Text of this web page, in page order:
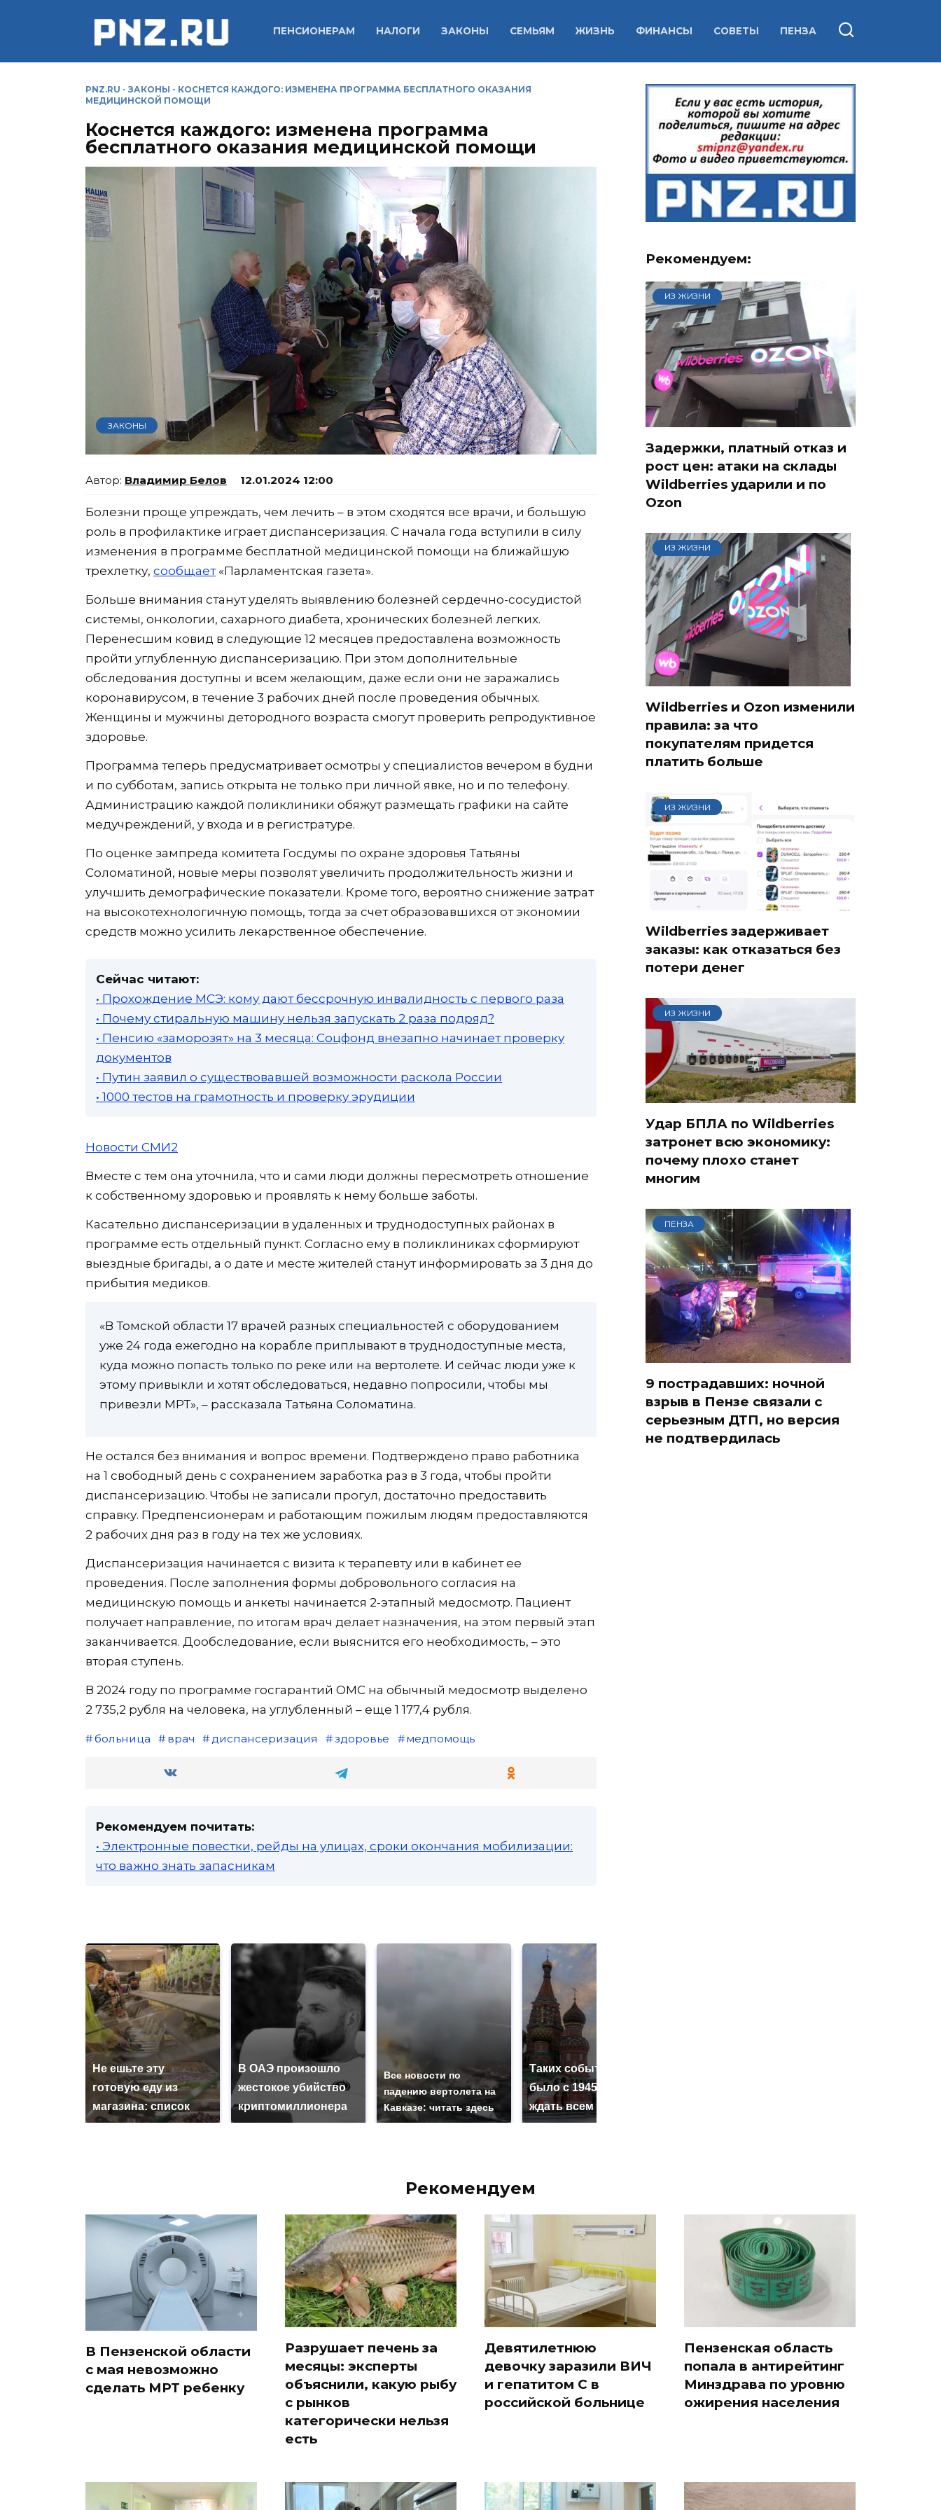
ПЕНСИОНЕРАМ НАЛОГИ ЗАКОНЫ СЕМЬЯМ ЖИЗНЬ ФИНАНСЫ СОВЕТЫ ПЕНЗА
PNZ.RU - ЗАКОНЫ - КОСНЕТСЯ КАЖДОГО: ИЗМЕНЕНА ПРОГРАММА БЕСПЛАТНОГО ОКАЗАНИЯ
МЕДИЦИНСКОЙ ПОМОЩИ
Коснется каждого: изменена программа
бесплатного оказания медицинской помощи
ЗАКОНЫ
Владимир Белов 12.01.2024 12:00
Болезни проще упреждать, чем лечить – в этом сходятся все врачи, и большую
роль в профилактике играет диспансеризация. С начала года вступили в силу
изменения в программе бесплатной медицинской помощи на ближайшую
трехлетку, сообщает«Парламентская газета».
Больше внимания станут уделять выявлению болезней сердечно-сосудистой
системы, онкологии, сахарного диабета, хронических болезней легких.
Перенесшим ковид в следующие 12 месяцев предоставлена возможность
пройти углубленную диспансеризацию. При этом дополнительные
обследования доступны и всем желающим, даже если они не заражались
коронавирусом, в течение 3 рабочих дней после проведения обычных.
Женщины и мужчины детородного возраста смогут проверить репродуктивное
здоровье.
Программа теперь предусматривает осмотры у специалистов вечером в будни
и по субботам, запись открыта не только при личной явке, но и по телефону.
Администрацию каждой поликлиники обяжут размещать графики на сайте
медучреждений, у входа и в регистратуре.
По оценке зампреда комитета Госдумы по охране здоровья Татьяны
Соломатиной, новые меры позволят увеличить продолжительность жизни и
улучшить демографические показатели. Кроме того, вероятно снижение затрат
на высокотехнологичную помощь, тогда за счет образовавшихся от экономии
средств можно усилить лекарственное обеспечение.
Сейчас читают:
• Прохождение МСЭ: кому дают бессрочную инвалидность с первого раза
• Почему стиральную машину нельзя запускать 2 раза подряд?
• Пенсию «заморозят» на 3 месяца: Соцфонд внезапно начинает проверку
документов
• Путин заявил о существовавшей возможности раскола России
• 1000 тестов на грамотность и проверку эрудиции
Новости СМИ2
Вместе с тем она уточнила, что и сами люди должны пересмотреть отношение
к собственному здоровью и проявлять к нему больше заботы.
Касательно диспансеризации в удаленных и труднодоступных районах в
программе есть отдельный пункт. Согласно ему в поликлиниках сформируют
выездные бригады, а о дате и месте жителей станут информировать за 3 дня до
прибытия медиков.
«В Томской области 17 врачей разных специальностей с оборудованием
уже 24 года ежегодно на корабле приплывают в труднодоступные места,
куда можно попасть только по реке или на вертолете. И сейчас люди уже к
этому привыкли и хотят обследоваться, недавно попросили, чтобы мы
привезли МРТ», – рассказала Татьяна Соломатина.
Не остался без внимания и вопрос времени. Подтверждено право работника
на 1 свободный день с сохранением заработка раз в 3 года, чтобы пройти
диспансеризацию. Чтобы не записали прогул, достаточно предоставить
справку. Предпенсионерам и работающим пожилым людям предоставляются
2 рабочих дня раз в году на тех же условиях.
Диспансеризация начинается с визита к терапевту или в кабинет ее
проведения. После заполнения формы добровольного согласия на
медицинскую помощь и анкеты начинается 2-этапный медосмотр. Пациент
получает направление, по итогам врач делает назначения, на этом первый этап
заканчивается. Дообследование, если выяснится его необходимость, – это
вторая ступень.
В 2024 году по программе госгарантий ОМС на обычный медосмотр выделено
2 735,2 рубля на человека, на углубленный – еще 1 177,4 рубля.
больница врач диспансеризация здоровье медпомощь
Рекомендуем почитать:
• Электронные повестки, рейды на улицах, сроки окончания мобилизации:
что важно знать запасникам
Не ешьте эту
готовую еду из
магазина: список
В ОАЭ произошло
жестокое убийство
криптомиллионера
Все новости по
падению вертолета на
Кавказе: читать здесь
Таких событий не
было с 1945: чего
ждать всем нам?
Рекомендуем:
ИЗ ЖИЗНИ
Задержки, платный отказ и
рост цен: атаки на склады
Wildberries ударили и по
Ozon
ИЗ ЖИЗНИ
Wildberries и Ozon изменили
правила: за что
покупателям придется
платить больше
ИЗ ЖИЗНИ
Wildberries задерживает
заказы: как отказаться без
потери денег
ИЗ ЖИЗНИ
Удар БПЛА по Wildberries
затронет всю экономику:
почему плохо станет
многим
ПЕНЗА
9 пострадавших: ночной
взрыв в Пензе связали с
серьезным ДТП, но версия
не подтвердилась
Рекомендуем
В Пензенской области
с мая невозможно
сделать МРТ ребенку
Разрушает печень за
месяцы: эксперты
объяснили, какую рыбу
с рынков
категорически нельзя
есть
Девятилетнюю
девочку заразили ВИЧ
и гепатитом С в
российской больнице
Пензенская область
попала в антирейтинг
Минздрава по уровню
ожирения населения